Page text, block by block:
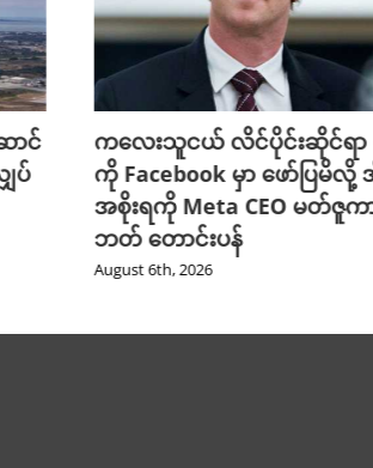
ာင်
ပ်
ကလေးသူငယ် လိင်ပိုင်းဆိုင်ရာ
ကို Facebook မှာ ဖော်ပြမိလို့
အစိုးရကို Meta CEO မတ်ဇူက
ဘတ် တောင်းပန်
August 6th, 2026